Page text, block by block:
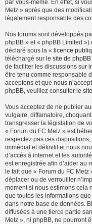
par vous-même. En effet, si
Metz » après que des
légalement responsable des
Nos forums sont développés
phpBB » et « phpBB Limited
déclaré sous la « licence
téléchargé sur le site de phpBB
de faciliter les discussions sur
être tenu comme responsable
acceptons et que nous
phpBB, veuillez consulter le
Vous acceptez de ne publier
vulgaire, diffamatoire,
transgresser la législation de
« Forum du FC Metz » est
respectez pas ces
immédiat et définitif et nous
d’accès à internet et les
est enregistrée afin d’aider au
le fait que « Forum du FC
déplacer ou de verrouiller
moment si nous estimons cela
que toutes les informations
dans notre base de données.
diffusées à une tierce partie
Metz », ni phpBB, ne pourront